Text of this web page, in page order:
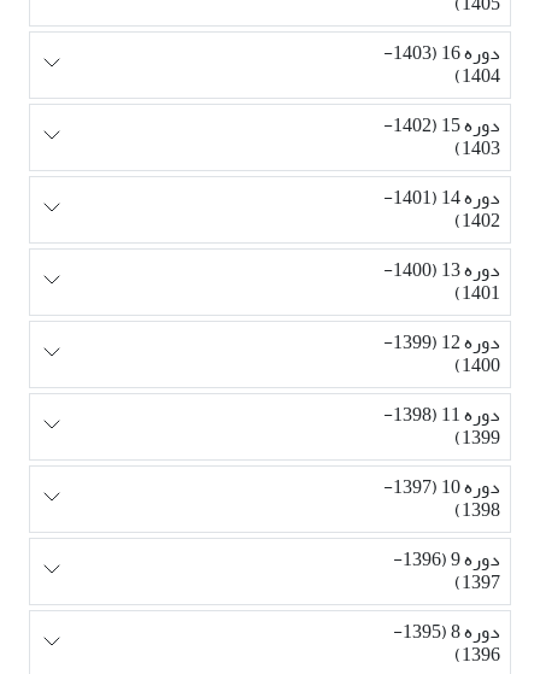
دوره 16 (1403-
1404)
دوره 15 (1402-
1403)
دوره 14 (1401-
1402)
دوره 13 (1400-
1401)
دوره 12 (1399-
1400)
دوره 11 (1398-
1399)
دوره 10 (1397-
1398)
دوره 9 (1396-
1397)
دوره 8 (1395-
1396)